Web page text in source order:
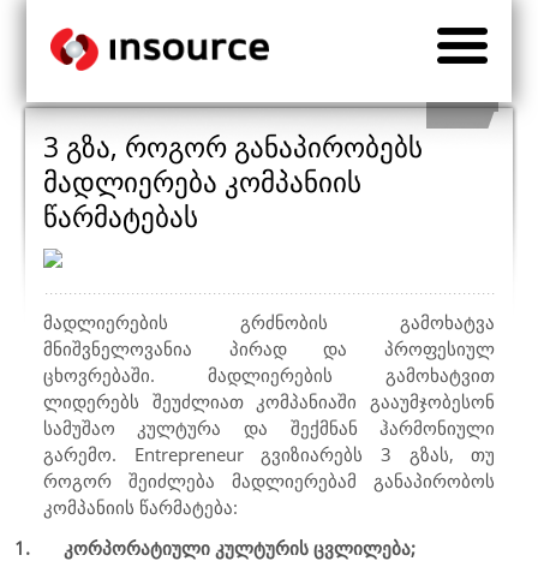
3 გზა, როგორ განაპირობებს
მადლიერება კომპანიის
წარმატებას
მადლიერების გრძნობის გამოხატვა
მნიშვნელოვანია პირად და პროფესიულ
ცხოვრებაში. მადლიერების გამოხატვით
ლიდერებს შეუძლიათ კომპანიაში გააუმჯობესონ
სამუშაო კულტურა და შექმნან ჰარმონიული
გარემო. Entrepreneurგვიზიარებს 3 გზას, თუ
როგორ შეიძლება მადლიერებამ განაპირობოს
კომპანიის წარმატება:
1.
კორპორატიული კულტურის ცვლილება;